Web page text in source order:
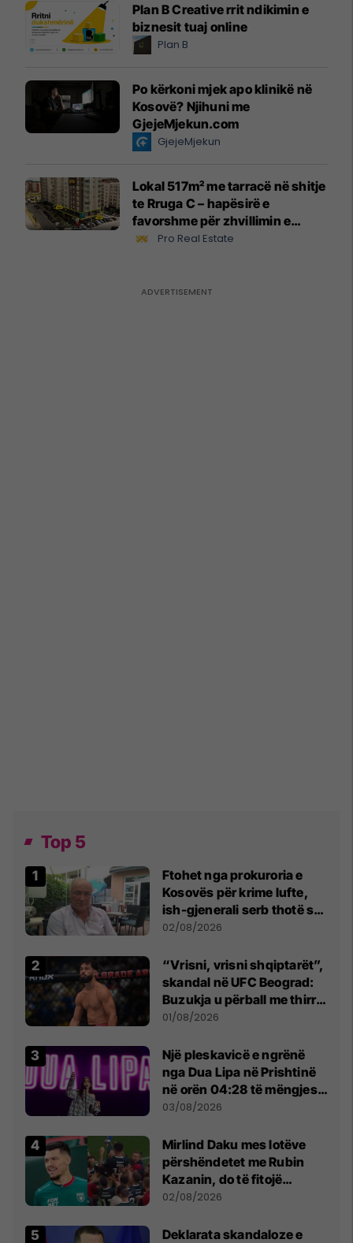
Plan B Creative rrit ndikimin e
biznesit tuaj online
Plan B
Po kërkoni mjek apo klinikë në
Kosovë? Njihuni me
GjejeMjekun.com
GjejeMjekun
Lokal 517m² me tarracë në shitje
te Rruga C – hapësirë e
favorshme për zhvillimin e
biznesit #15796
Pro Real Estate
Top 5
Ftohet nga prokuroria e
Kosovës për krime lufte,
ish-gjenerali serb thotë se
dikush e tradhtoi në
02/08/2026
“Vrisni, vrisni shqiptarët”,
skandal në UFC Beograd:
Buzukja u përball me thirrje
anti-shqiptare nga
01/08/2026
Një pleskavicë e ngrënë
nga Dua Lipa në Prishtinë
në orën 04:28 të mëngjesit
- dhe bota digjitale serbe
03/08/2026
Mirlind Daku mes lotëve
përshëndetet me Rubin
Kazanin, do të fitojë
miliona te Spartak Moska
02/08/2026
​Deklarata skandaloze e